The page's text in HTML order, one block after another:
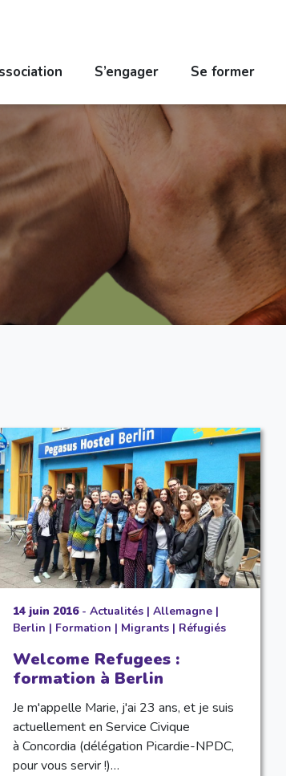
S’engager Se former
14 juin 2016-Actualités |Allemagne |
Berlin | Formation | Migrants | Réfugiés
Welcome Refugees :
formation à Berlin
Je m'appelle Marie, j'ai 23 ans, et je suis
actuellement en Service Civique
à Concordia (délégation Picardie-NPDC,
pour vous servir !)…